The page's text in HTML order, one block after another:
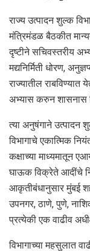
राज्य उत्पादन शुल्क
मंत्रिमंडळ बैठकीत
दृष्टीने सचिवस्तरीय
मद्यनिर्मिती धोरण,
राज्यातील राबविण्यात
अभ्यास करुन शासनास
त्या अनुषंगाने उत्पादन
विभागाचे एकात्मिक
कक्षाच्या माध्यमातून
घाऊक विक्रेते आदींचे
आकृतीबंधानुसार मुंबई
उपनगर, ठाणे, पुणे,
प्रत्येकी एक वाढीव
विभागाच्या महसुलात